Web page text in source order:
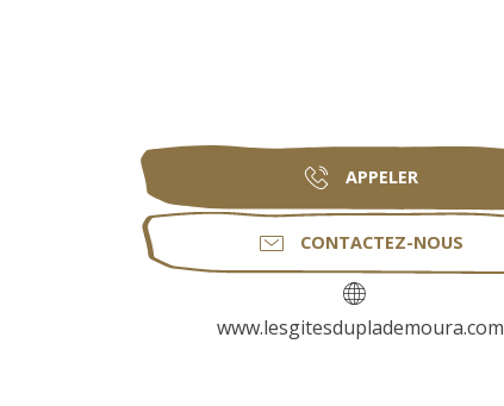
APPELER
CONTACTEZ-NOUS
www.lesgitesduplademoura.com